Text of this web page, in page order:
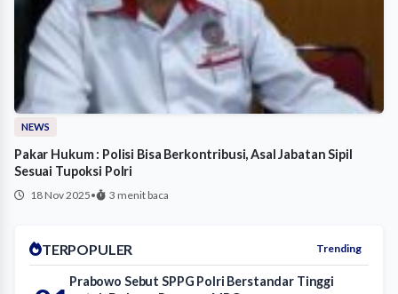
NEWS
Pakar Hukum : Polisi Bisa Berkontribusi, Asal Jabatan Sipil
Sesuai Tupoksi Polri
18 Nov 2025• 3 menit baca
TERPOPULER Trending
Prabowo Sebut SPPG Polri Berstandar Tinggi